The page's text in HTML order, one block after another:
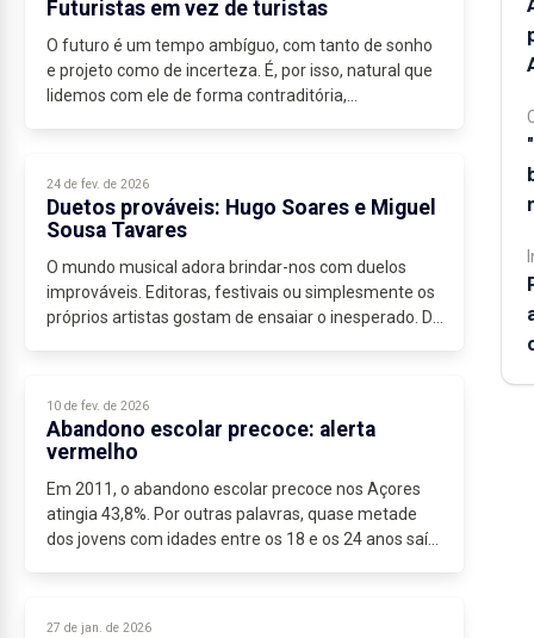
Futuristas em vez de turistas
O futuro é um tempo ambíguo, com tanto de sonho
e projeto como de incerteza. É, por isso, natural que
lidemos com ele de forma contraditória,...
24 de fev. de 2026
Duetos prováveis: Hugo Soares e Miguel
Sousa Tavares
O mundo musical adora brindar-nos com duelos
improváveis. Editoras, festivais ou simplesmente os
próprios artistas gostam de ensaiar o inesperado. De
10 de fev. de 2026
Abandono escolar precoce: alerta
vermelho
Em 2011, o abandono escolar precoce nos Açores
atingia 43,8%. Por outras palavras, quase metade
dos jovens com idades entre os 18 e os 24 anos saía
27 de jan. de 2026